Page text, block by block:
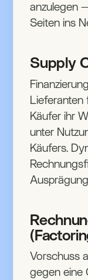
anzulegen
Seiten ins
Supply
Lieferanten
Käufer ihr
unter
Käufers.
Vorschuss
gegen eine